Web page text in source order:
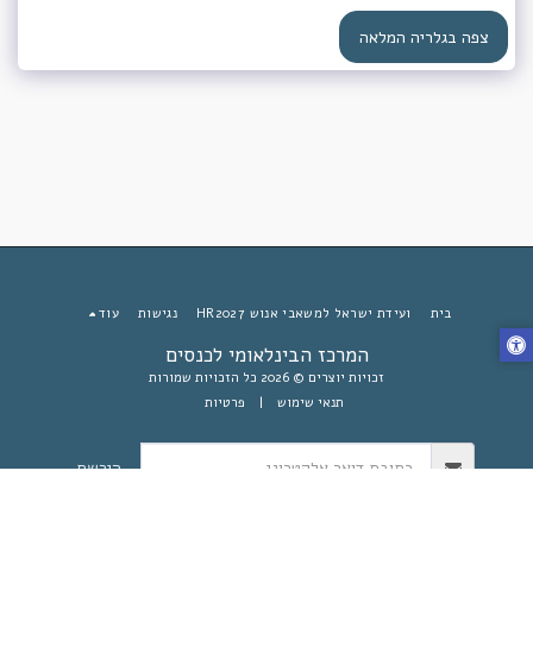
צפה בגלריה המלאה
המרכז הבינלאומי לכנסים
זכויות יוצרים © 2026 כל הזכויות שמורות
תנאי שימוש | פרטיות
בית ועידת ישראל למשאבי אנוש HR2027 נגישות עוד
הירשם